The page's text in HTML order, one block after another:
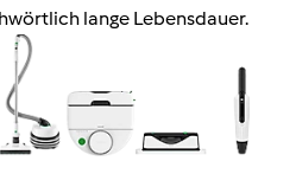
lange Lebensdauer.